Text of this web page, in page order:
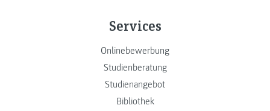
Services
Onlinebewerbung
Studienberatung
Studienangebot
Bibliothek